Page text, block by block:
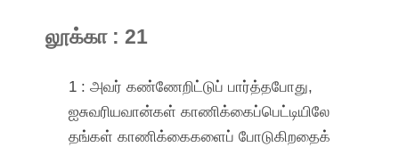
லூக்கா : 21
1 : அவர் கண்ணேறிட்டுப் பார்த்தபோது,
ஐசுவரியவான்கள் காணிக்கைப்பெட்டியிலே
தங்கள் காணிக்கைகளைப் போடுகிறதைக்